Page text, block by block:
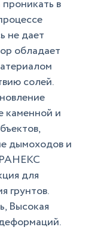
в
не дает
обладает
солей.
каменной и
дымоходов и
для
грунтов.
Высокая